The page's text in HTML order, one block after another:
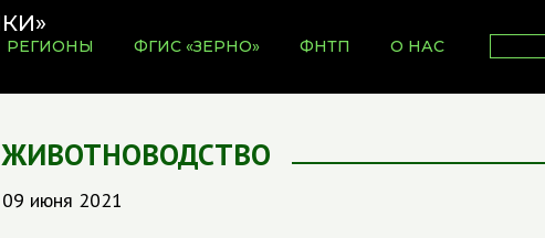
РЕГИОНЫ ФГИС «ЗЕРНО» ФНТП О НАС
ЖИВОТНОВОДСТВО
09 июня 2021